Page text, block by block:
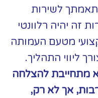
לשירות
זה יהיה רלוונטי
מטעם העמותה
ליווי התהליך.
מתחייבת להצלחה
אך לא רק,